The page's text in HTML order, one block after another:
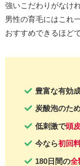
強いこだわりがなけ
男性の育毛にはこれ
おすすめできるほどで
豊富な有効
炭酸泡のた
低刺激で頭
今なら初回
180日間の全